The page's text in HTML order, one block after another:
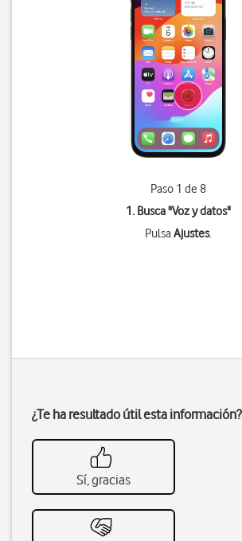
Paso 1 de 8
1. Busca "Voz y datos"
PulsaAjustes.
¿Te ha resultado útil esta información?
Sí, gracias